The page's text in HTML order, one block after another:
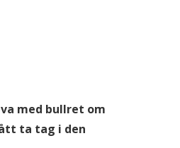
med bullret om
ta tag i den